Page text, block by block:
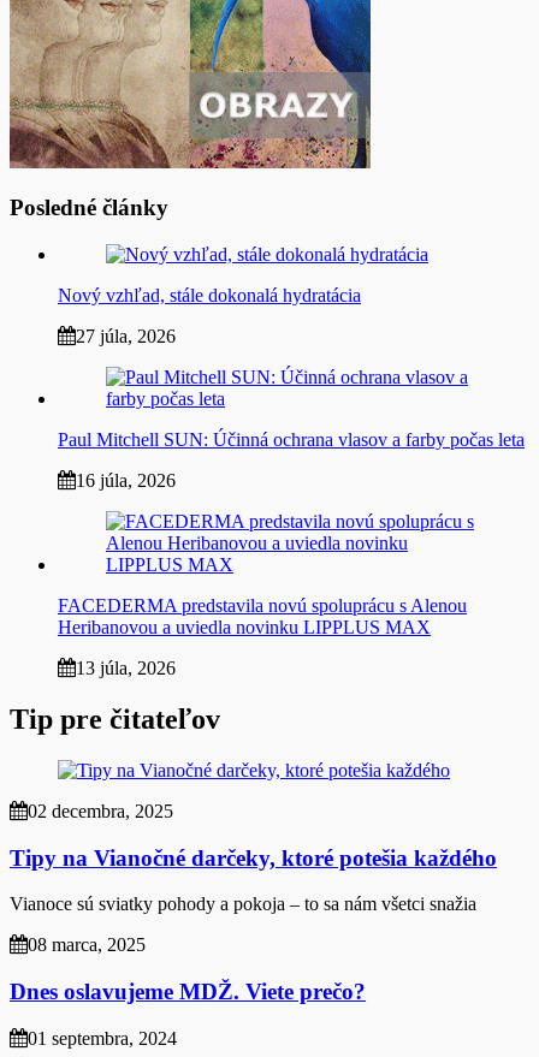
Posledné články
Nový vzhľad, stále dokonalá hydratácia
27 júla, 2026
Paul Mitchell SUN: Účinná ochrana vlasov a farby počas leta
16 júla, 2026
FACEDERMA predstavila novú spoluprácu s Alenou
Heribanovou a uviedla novinku LIPPLUS MAX
13 júla, 2026
Tip pre čitateľov
02 decembra, 2025
Tipy na Vianočné darčeky, ktoré potešia každého
Vianoce sú sviatky pohody a pokoja – to sa nám všetci snažia
08 marca, 2025
Dnes oslavujeme MDŽ. Viete prečo?
01 septembra, 2024